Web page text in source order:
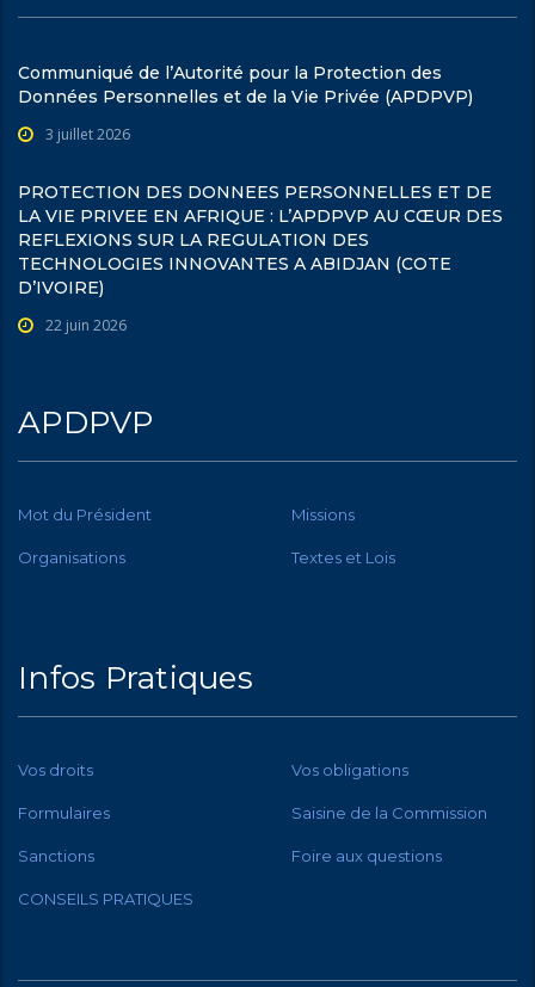
Communiqué de l’Autorité pour la Protection des
Données Personnelles et de la Vie Privée (APDPVP)
3 juillet 2026
PROTECTION DES DONNEES PERSONNELLES ET DE
LA VIE PRIVEE EN AFRIQUE : L’APDPVP AU CŒUR DES
REFLEXIONS SUR LA REGULATION DES
TECHNOLOGIES INNOVANTES A ABIDJAN (COTE
D’IVOIRE)
22 juin 2026
APDPVP
Mot du Président Missions
Organisations Textes et Lois
Infos Pratiques
Vos droits Vos obligations
Formulaires Saisine de la Commission
Sanctions Foire aux questions
CONSEILS PRATIQUES